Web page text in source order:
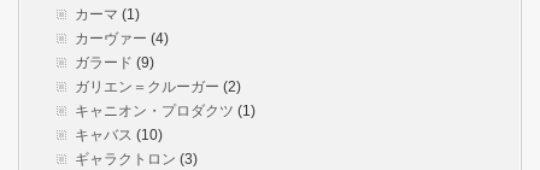
カーマ (1)
カーヴァー (4)
ガラード (9)
ガリエン＝クルーガー (2)
キャニオン・プロダクツ (1)
キャバス (10)
ギャラクトロン (3)